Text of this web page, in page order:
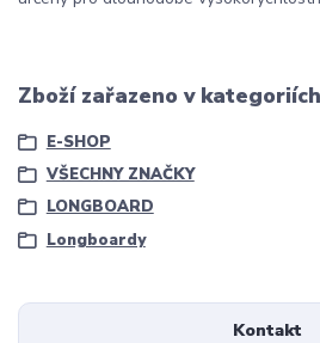
Zboží zařazeno v kategoriích
E-SHOP
VŠECHNY ZNAČKY
LONGBOARD
Longboardy
Kontakt